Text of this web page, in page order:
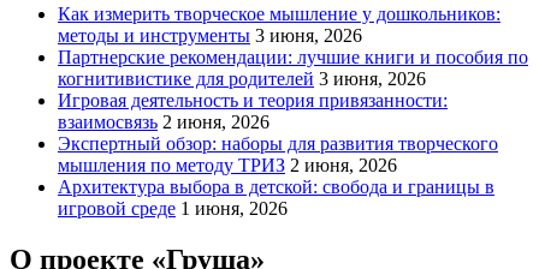
Как измерить творческое мышление у дошкольников:
методы и инструменты 3 июня, 2026
Партнерские рекомендации: лучшие книги и пособия по
когнитивистике для родителей 3 июня, 2026
Игровая деятельность и теория привязанности:
взаимосвязь 2 июня, 2026
Экспертный обзор: наборы для развития творческого
мышления по методу ТРИЗ 2 июня, 2026
Архитектура выбора в детской: свобода и границы в
игровой среде 1 июня, 2026
О проекте «Груша»